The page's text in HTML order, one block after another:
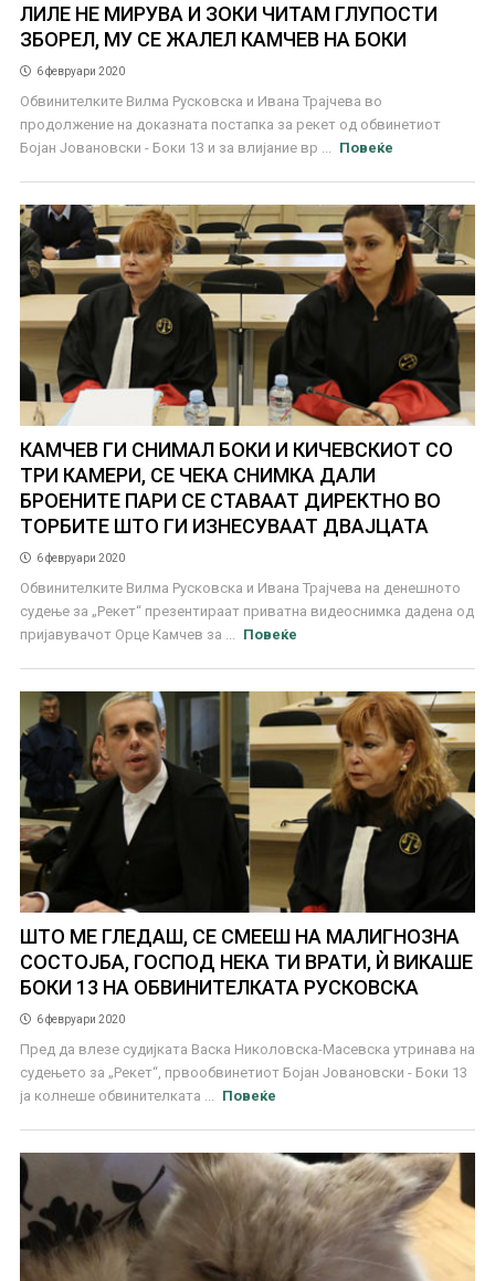
ЛИЛЕ НЕ МИРУВА И ЗОКИ ЧИТАМ ГЛУПОСТИ
ЗБОРЕЛ, МУ СЕ ЖАЛЕЛ КАМЧЕВ НА БОКИ
6 февруари 2020
Обвинителките Вилма Русковска и Ивана Трајчева во
продолжение на доказната постапка за рекет од обвинетиот
Бојан Јовановски - Боки 13 и за влијание вр ...
Повеќе
КАМЧЕВ ГИ СНИМАЛ БОКИ И КИЧЕВСКИОТ СО
ТРИ КАМЕРИ, СЕ ЧЕКА СНИМКА ДАЛИ
БРОЕНИТЕ ПАРИ СЕ СТАВААТ ДИРЕКТНО ВО
ТОРБИТЕ ШТО ГИ ИЗНЕСУВААТ ДВАЈЦАТА
6 февруари 2020
Обвинителките Вилма Русковска и Ивана Трајчева на денешното
судење за „Рекет“ презентираат приватна видеоснимка дадена од
пријавувачот Орце Камчев за ...
Повеќе
ШТО МЕ ГЛЕДАШ, СЕ СМЕЕШ НА МАЛИГНОЗНА
СОСТОЈБА, ГОСПОД НЕКА ТИ ВРАТИ, Ѝ ВИКАШЕ
БОКИ 13 НА ОБВИНИТЕЛКАТА РУСКОВСКА
6 февруари 2020
Пред да влезе судијката Васка Николовска-Масевска утринава на
судењето за „Рекет“, првообвинетиот Бојан Јовановски - Боки 13
ја колнеше обвинителката ...
Повеќе